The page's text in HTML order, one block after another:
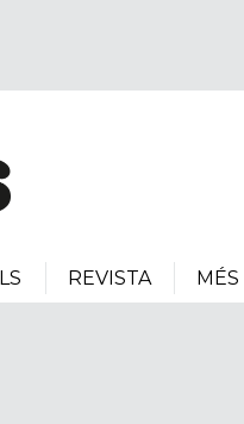
REVISTA MÉS